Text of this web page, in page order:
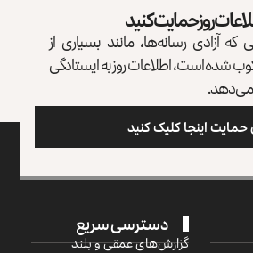
روز حمایت کنید
که آزادی رسانه‌ها، مانند بسیاری از
شده است، اطلاعات روز به ایستادگی
می‌دهد.
حمایت اینجا کلیک کنید
دسترسی سریع
گزارش‌‌های عمقی و بلند